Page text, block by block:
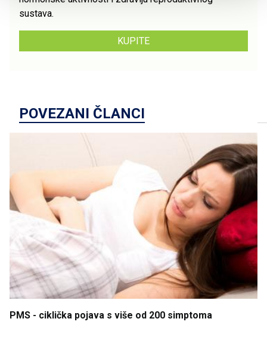
sustava.
KUPITE
POVEZANI ČLANCI
PMS - ciklička pojava s više od 200 simptoma